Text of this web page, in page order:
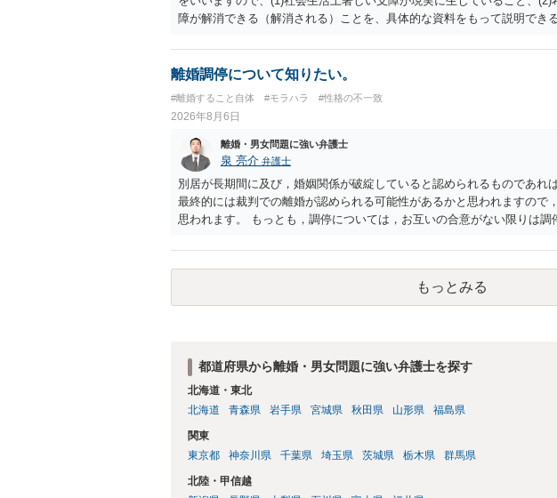
障が解消できる（解消される）ことを、具体的な資料をもって説明でき
出することが必要になります。「フラッシュバック」とのことなので、
SDの診断基準に合致した説明とそれに沿う資料の提出が必要になって
されるところです。、もし本人申立てをお考えであれば、医学知識はも
で、性急な申立てをせず、知識と資料をしっかりと揃えて、万全の体制
れます。
離婚調停について知りたい。
#離婚すること自体 #モラハラ #性格の不一致
2026年8月6日
離婚・男女問題に強い弁護士
泉 亮介 弁護士
別居が長期間に及び，婚姻関係が破綻していると認められるものであれ
最終的には裁判での離婚が認められる可能性があるかと思われますので
思われます。 もっとも，調停については，お互いの合意がない限りは
の離婚に固執しないかいずれかの対応は必要となるかと思われます。
ありますので弁護士を立てることを検討されると良いかと思われます。
もっとみる
都道府県から離婚・男女問題に強い弁護士を探す
北海道・東北
北海道
青森県 岩手県 宮城県 秋田県 山形県 福島県
関東
東京都
神奈川県 千葉県 埼玉県 茨城県 栃木県 群馬県
北陸・甲信越